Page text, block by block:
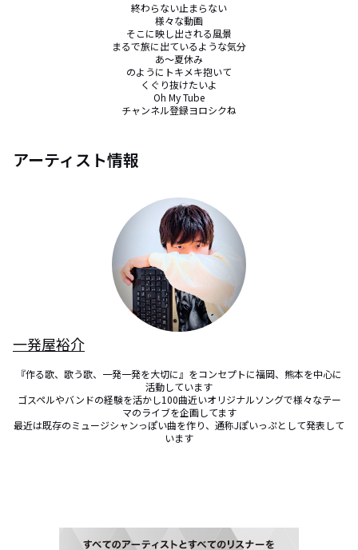
終わらない止まらない
様々な動画
そこに映し出される風景
まるで旅に出ているような気分
あ～夏休み
のようにトキメキ抱いて
くぐり抜けたいよ
Oh My Tube
チャンネル登録ヨロシクね
アーティスト情報
一発屋裕介
『作る歌、歌う歌、一発一発を大切に』をコンセプトに福岡、熊本を中心に
活動しています
ゴスペルやバンドの経験を活かし100曲近いオリジナルソングで様々なテー
マのライブを企画してます
最近は既存のミュージシャンっぽい曲を作り、通称Jぽいっぷとして発表して
います